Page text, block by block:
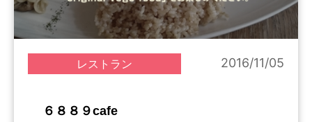
レストラン 2016/11/05
６８８９cafe